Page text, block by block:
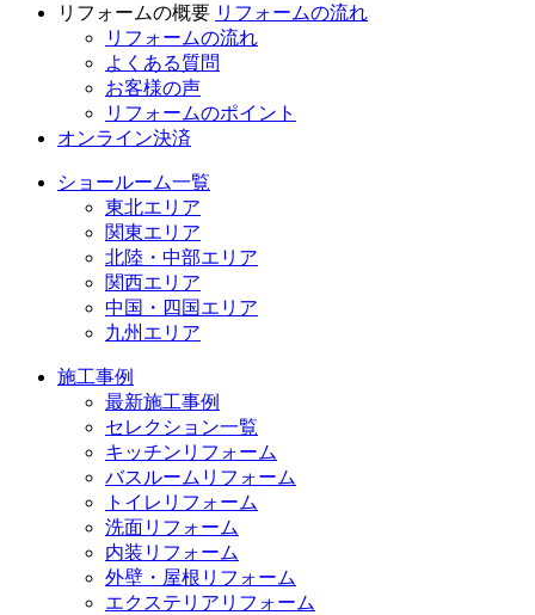
リフォームの概要 リフォームの流れ
リフォームの流れ
よくある質問
お客様の声
リフォームのポイント
オンライン決済
ショールーム一覧
東北エリア
関東エリア
北陸・中部エリア
関西エリア
中国・四国エリア
九州エリア
施工事例
最新施工事例
セレクション一覧
キッチンリフォーム
バスルームリフォーム
トイレリフォーム
洗面リフォーム
内装リフォーム
外壁・屋根リフォーム
エクステリアリフォーム